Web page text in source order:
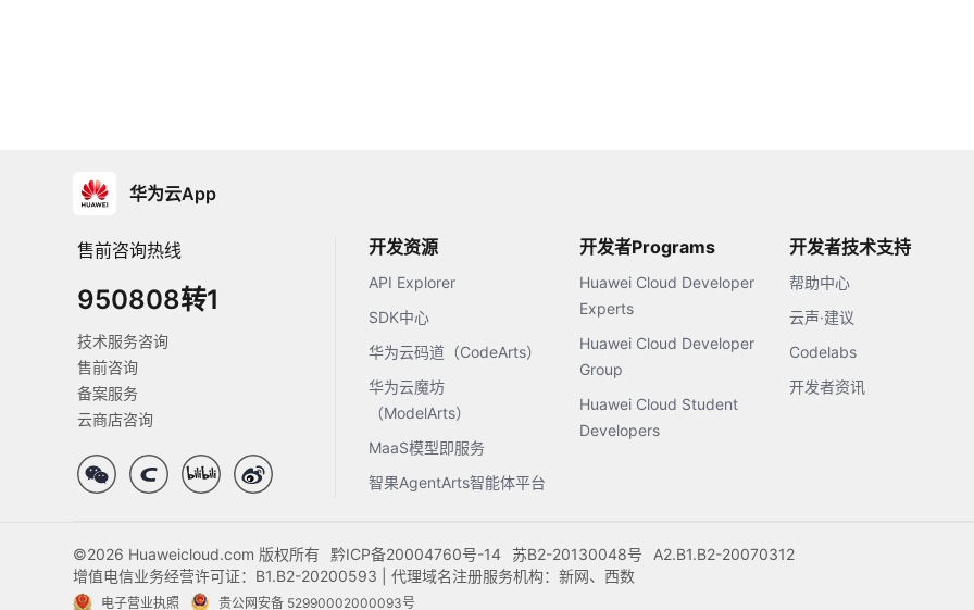
华为云App
售前咨询热线
950808转1
技术服务咨询
售前咨询
备案服务
云商店咨询
开发资源
API Explorer
SDK中心
华为云码道（CodeArts）
华为云魔坊
（ModelArts）
MaaS模型即服务
智果AgentArts智能体平台
开发者Programs
Huawei Cloud Developer
Experts
Huawei Cloud Developer
Group
Huawei Cloud Student
Developers
开发者技术支持
帮助中心
云声·建议
Codelabs
开发者资讯
©2026 Huaweicloud.com 版权所有 黔ICP备20004760号-14 苏B2-20130048号
A2.B1.B2-20070312
增值电信业务经营许可证：B1.B2-20200593 | 代理域名注册服务机构：新网、西数
电子营业执照 贵公网安备 52990002000093号